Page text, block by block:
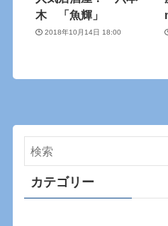
木 「魚輝」
2018年10月14日 18:00
カテゴリー